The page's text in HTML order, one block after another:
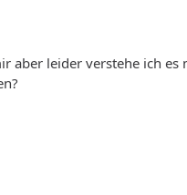
aber leider verstehe ich